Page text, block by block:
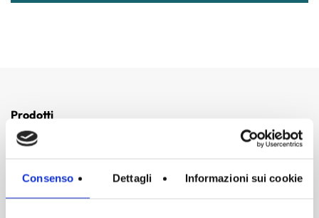
Consenso Dettagli Informazioni sui cookie
Prodotti
Gastronomia